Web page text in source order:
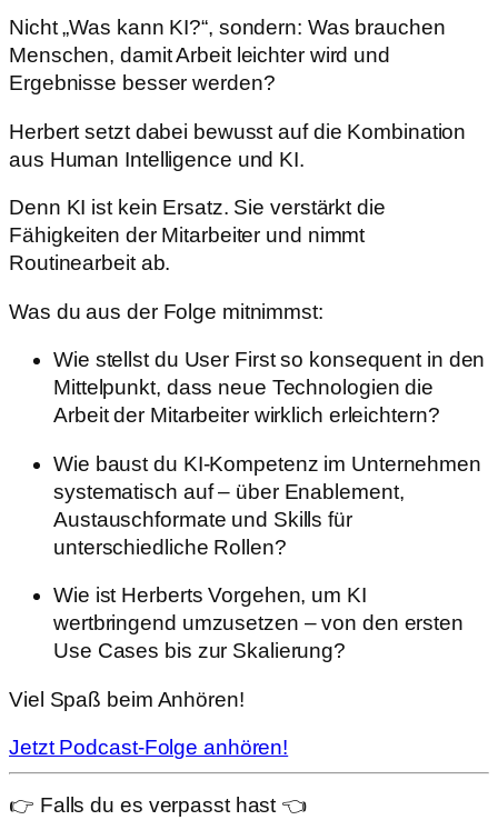
Nicht „Was kann KI?“, sondern: Was brauchen
Menschen, damit Arbeit leichter wird und
Ergebnisse besser werden?
Herbert setzt dabei bewusst auf die Kombination
aus Human Intelligence und KI.
Denn KI ist kein Ersatz. Sie verstärkt die
Fähigkeiten der Mitarbeiter und nimmt
Routinearbeit ab.
Was du aus der Folge mitnimmst:
Wie stellst du User First so konsequent in den
Mittelpunkt, dass neue Technologien die
Arbeit der Mitarbeiter wirklich erleichtern?
Wie baust du KI-Kompetenz im Unternehmen
systematisch auf – über Enablement,
Austauschformate und Skills für
unterschiedliche Rollen?
Wie ist Herberts Vorgehen, um KI
wertbringend umzusetzen – von den ersten
Use Cases bis zur Skalierung?
Viel Spaß beim Anhören!
Jetzt Podcast-Folge anhören!
👉 Falls du es verpasst hast 👈